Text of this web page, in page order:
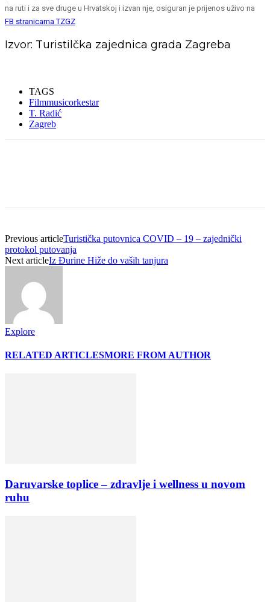
na ruti i za sve druge u Hrvatskoj i izvan nje, osiguran je prijenos uživo na
FB stranicama TZGZ
Izvor: Turistilčka zajednica grada Zagreba
TAGS
Filmmusicorkestar
T. Radić
Zagreb
Previous articleTuristička putovnica COVID – 19 – zajednički
protokol putovanja
Next articleIz Đurine Hiže do vaših tanjura
Explore
RELATED ARTICLESMORE FROM AUTHOR
Daruvarske toplice – zdravlje i wellness u novom
ruhu